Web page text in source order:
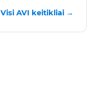
Visi AVI keitikliai →